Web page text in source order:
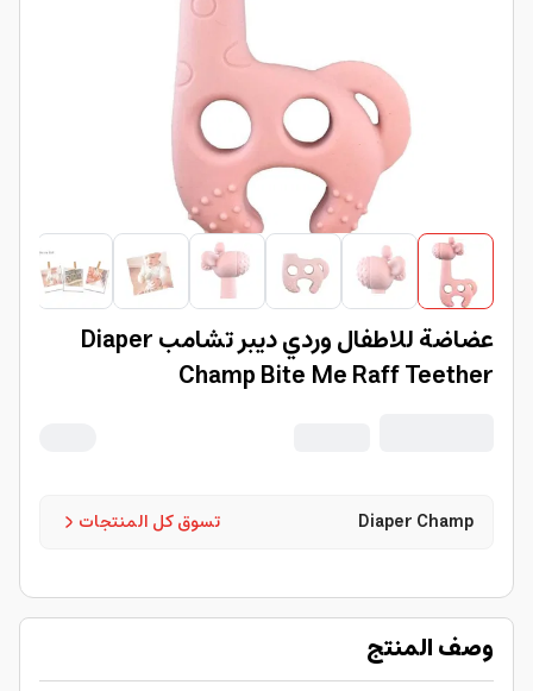
عضاضة للاطفال وردي ديبر تشامب Diaper
Champ Bite Me Raff Teether
تسوق كل المنتجات Diaper Champ
وصف المنتج